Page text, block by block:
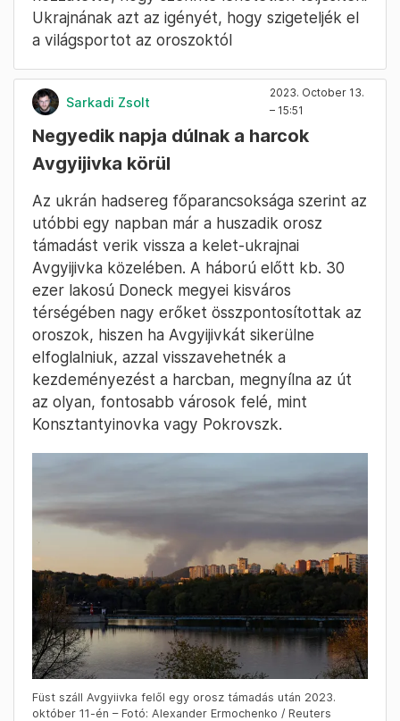
Ukrajnának azt az igényét, hogy szigeteljék el
a világsportot az oroszoktól
Sarkadi Zsolt
2023. October 13.
– 15:51
Negyedik napja dúlnak a harcok
Avgyijivka körül
Az ukrán hadsereg főparancsoksága szerint az
utóbbi egy napban már a huszadik orosz
támadást verik vissza a kelet-ukrajnai
Avgyijivka közelében. A háború előtt kb. 30
ezer lakosú Doneck megyei kisváros
térségében nagy erőket összpontosítottak az
oroszok, hiszen ha Avgyijivkát sikerülne
elfoglalniuk, azzal visszavehetnék a
kezdeményezést a harcban, megnyílna az út
az olyan, fontosabb városok felé, mint
Konsztantyinovka vagy Pokrovszk.
Füst száll Avgyiivka felől egy orosz támadás után 2023.
október 11-én – Fotó: Alexander Ermochenko / Reuters